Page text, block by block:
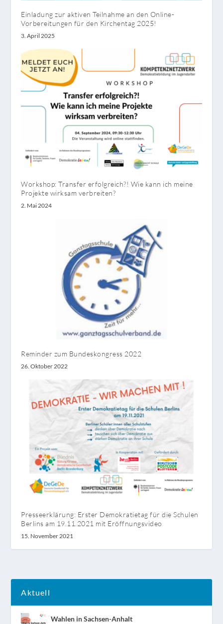
Einladung zur aktiven Teilnahme an den Online-
Vorbereitungen für den Kirchentag 2025!
3. April 2025
Workshop: Transfer erfolgreich?! Wie kann ich meine
Projekte wirksam verbreiten?
2. Mai 2024
Reminder zum Bundeskongress 2022
26. Oktober 2022
Presseerklärung: Erster Demokratietag für die Schulen
Berlins am 19.11.2021 mit Eröffnungsvideo
15. November 2021
Aktuell
Wahlen in Sachsen-Anhalt